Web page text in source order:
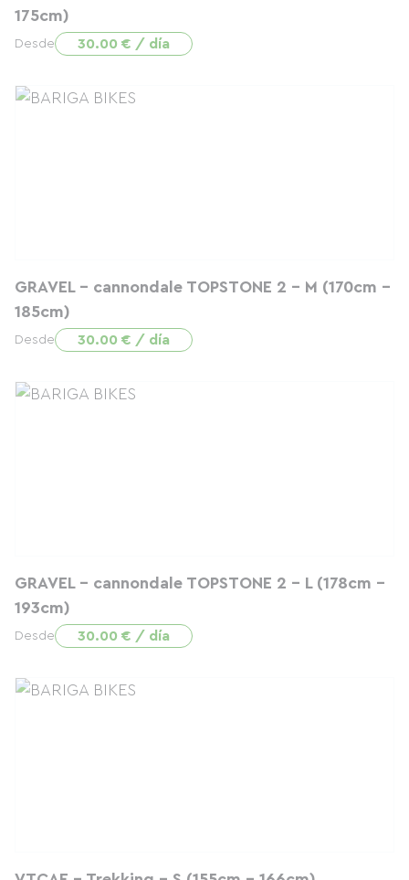
175cm)
Desde 30.00 € / día
GRAVEL - cannondale TOPSTONE 2 - M (170cm -
185cm)
Desde 30.00 € / día
GRAVEL - cannondale TOPSTONE 2 - L (178cm -
193cm)
Desde 30.00 € / día